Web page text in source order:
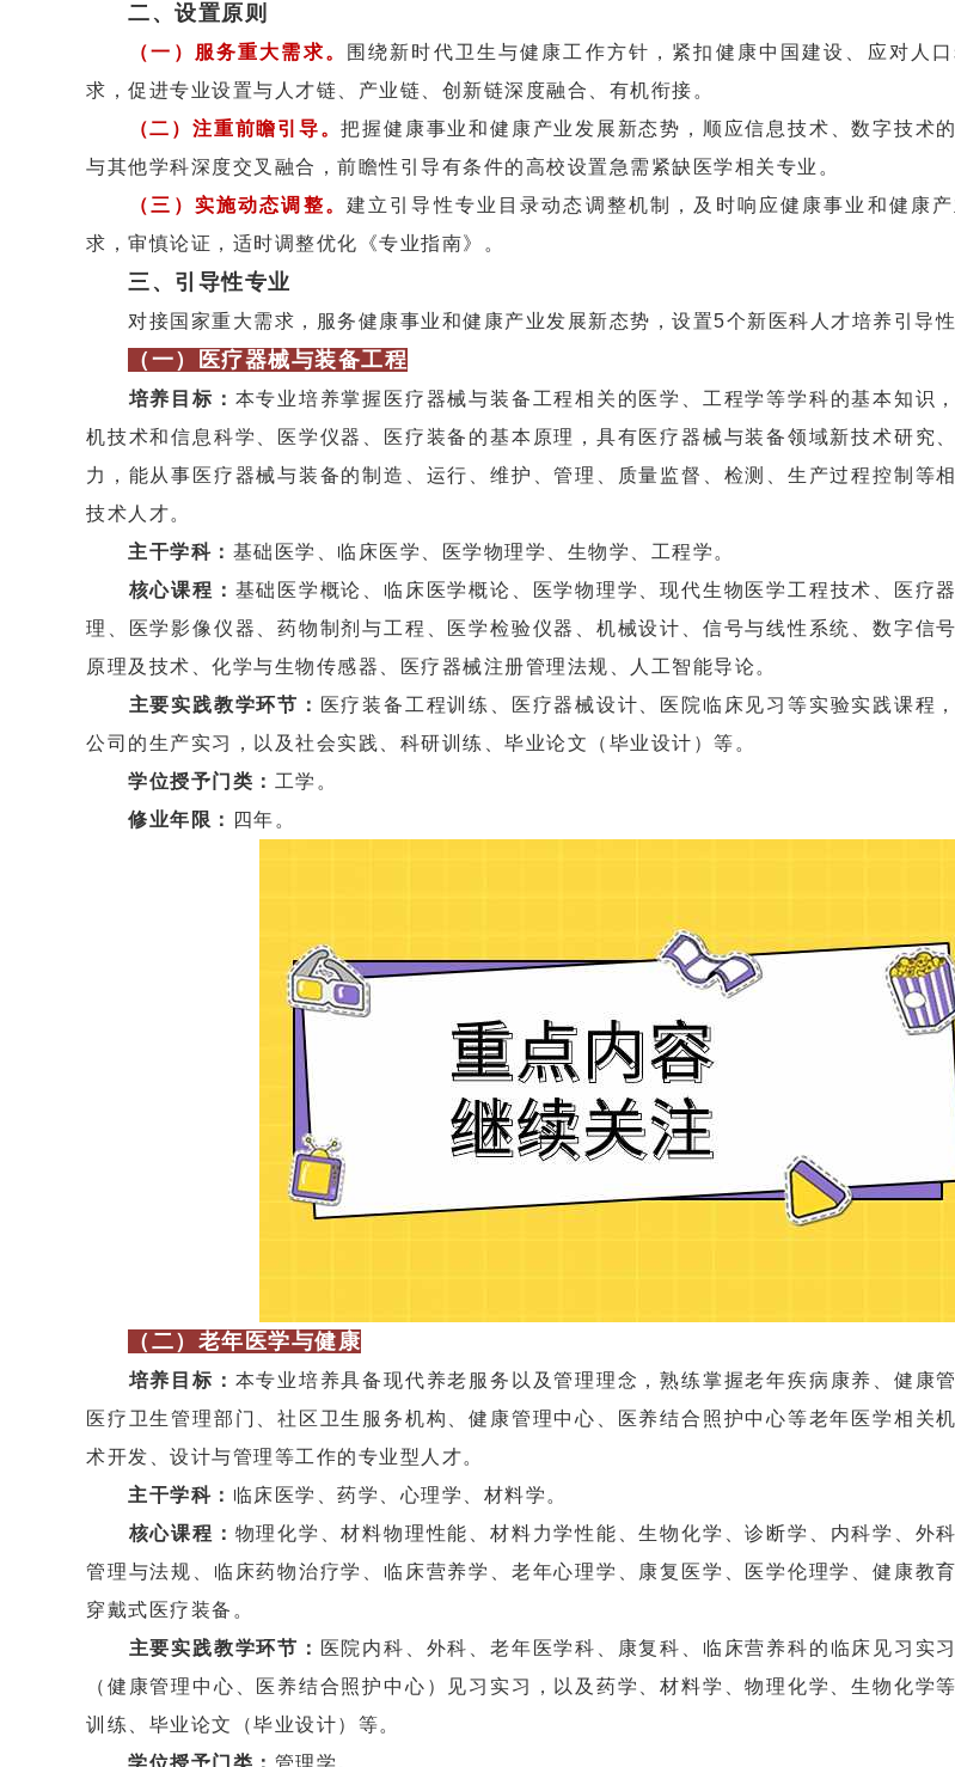
二、设置原则
（一）服务重大需求。
围绕新时代卫生与健康工作方针，紧扣健康中国建设、应对人
求，促进专业设置与人才链、产业链、创新链深度融合、有机衔接。
（二）注重前瞻引导。把握健康事业和健康产业发展新态势，顺应信息技术、数字技术
与其他学科深度交叉融合，前瞻性引导有条件的高校设置急需紧缺医学相关专业。
（三）实施动态调整。 建立引导性专业目录动态调整机制，及时响应健康事业和健康
求，审慎论证，适时调整优化《专业指南》。
三、引导性专业
对接国家重大需求，服务健康事业和健康产业发展新态势，设置5个新医科人才培养引导性
（一）医疗器械与装备工程
培养目标： 本专业培养掌握医疗器械与装备工程相关的医学、工程学等学科的基本知识
机技术和信息科学、医学仪器、医疗装备的基本原理，具有医疗器械与装备领域新技术研究
力，能从事医疗器械与装备的制造、运行、维护、管理、质量监督、检测、生产过程控制等
技术人才。
主干学科： 基础医学、临床医学、医学物理学、生物学、工程学。
核心课程： 基础医学概论、临床医学概论、医学物理学、现代生物医学工程技术、医疗
理、医学影像仪器、药物制剂与工程、医学检验仪器、机械设计、信号与线性系统、数字信
原理及技术、化学与生物传感器、医疗器械注册管理法规、人工智能导论。
主要实践教学环节： 医疗装备工程训练、医疗器械设计、医院临床见习等实验实践课程
公司的生产实习，以及社会实践、科研训练、毕业论文（毕业设计）等。
学位授予门类： 工学。
修业年限：
四年。
（二）老年医学与健康
培养目标： 本专业培养具备现代养老服务以及管理理念，熟练掌握老年疾病康养、健康
医疗卫生管理部门、社区卫生服务机构、健康管理中心、医养结合照护中心等老年医学相关
术开发、设计与管理等工作的专业型人才。
主干学科： 临床医学、药学、心理学、材料学。
核心课程： 物理化学、材料物理性能、材料力学性能、生物化学、诊断学、内科学、外
管理与法规、临床药物治疗学、临床营养学、老年心理学、康复医学、医学伦理学、健康教
穿戴式医疗装备。
主要实践教学环节： 医院内科、外科、老年医学科、康复科、临床营养科的临床见习实
（健康管理中心、医养结合照护中心）见习实习，以及药学、材料学、物理化学、生物化学
训练、毕业论文（毕业设计）等。
学位授予门类： 管理学。